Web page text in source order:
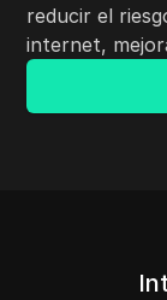
reducir el
internet,